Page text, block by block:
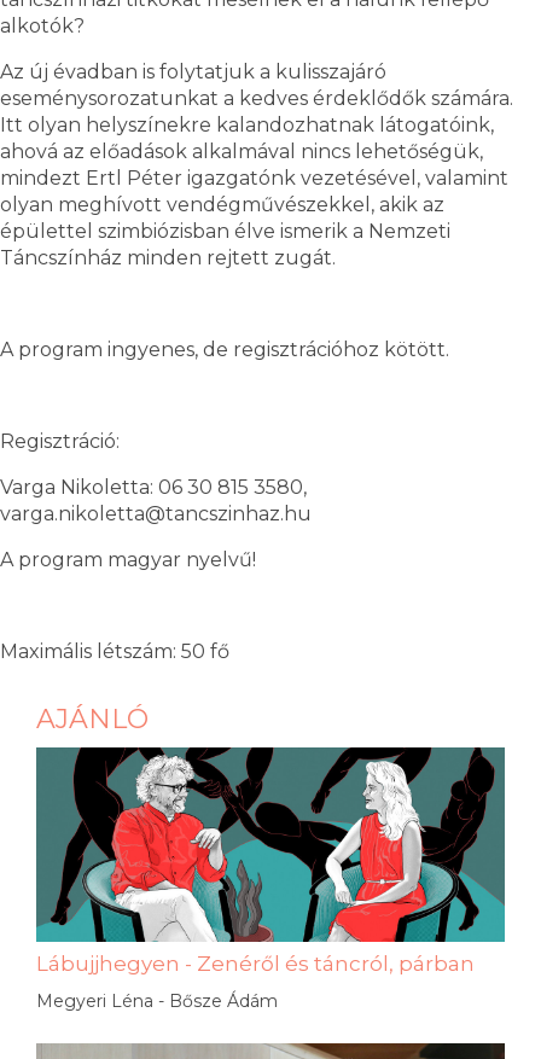
alkotók?
Az új évadban is folytatjuk a kulisszajáró
eseménysorozatunkat a kedves érdeklődők számára.
Itt olyan helyszínekre kalandozhatnak látogatóink,
ahová az előadások alkalmával nincs lehetőségük,
mindezt Ertl Péter igazgatónk vezetésével, valamint
olyan meghívott vendégművészekkel, akik az
épülettel szimbiózisban élve ismerik a Nemzeti
Táncszínház minden rejtett zugát.
A program ingyenes, de regisztrációhoz kötött.
Regisztráció:
Varga Nikoletta: 06 30 815 3580,
varga.nikoletta@tancszinhaz.hu
A program magyar nyelvű!
Maximális létszám: 50 fő
AJÁNLÓ
Lábujjhegyen - Zenéről és táncról, párban
Megyeri Léna - Bősze Ádám